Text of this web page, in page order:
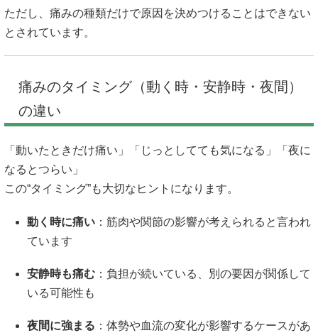
ただし、痛みの種類だけで原因を決めつけることはできない
とされています。
痛みのタイミング（動く時・安静時・夜間）
の違い
「動いたときだけ痛い」「じっとしてても気になる」「夜に
なるとつらい」
この“タイミング”も大切なヒントになります。
動く時に痛い ：筋肉や関節の影響が考えられると言われ
ています
安静時も痛む ：負担が続いている、別の要因が関係して
いる可能性も
夜間に強まる ：体勢や血流の変化が影響するケースがあ